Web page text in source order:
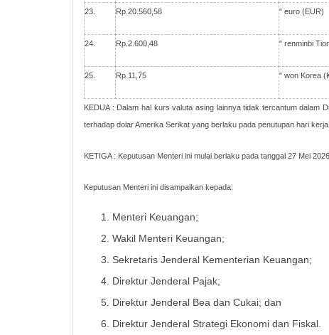
23. Rp.20.560,58 " euro (EUR)
24. Rp.2.600,48 " renminbi
25. Rp.11,75 " won Korea
KEDUA : Dalam hal kurs valuta asing lainnya tidak tercantum dalam
terhadap dolar Amerika Serikat yang berlaku pada penutupan hari
KETIGA : Keputusan Menteri ini mulai berlaku pada tanggal 27 Mei
Keputusan Menteri ini disampaikan kepada:
Menteri Keuangan;
Wakil Menteri Keuangan;
Sekretaris Jenderal Kementerian Keuangan;
Direktur Jenderal Pajak;
Direktur Jenderal Bea dan Cukai; dan
Direktur Jenderal Strategi Ekonomi dan Fiskal.